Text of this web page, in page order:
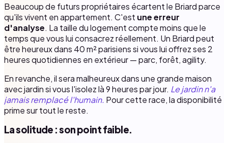
Beaucoup de futurs propriétaires écartent le Briard parce
qu'ils vivent en appartement. C'est une erreur
d'analyse. La taille du logement compte moins que le
temps que vous lui consacrez réellement. Un Briard peut
être heureux dans 40 m² parisiens si vous lui offrez ses 2
heures quotidiennes en extérieur — parc, forêt, agility.
En revanche, il sera malheureux dans une grande maison
avec jardin si vous l'isolez là 9 heures par jour. Le jardin n'a
jamais remplacé l'humain. Pour cette race, la disponibilité
prime sur tout le reste.
La solitude : son point faible.